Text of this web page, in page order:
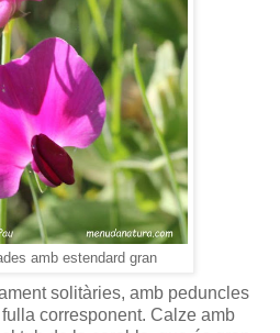
amb estendard gran
solitàries, amb peduncles
corresponent. Calze amb